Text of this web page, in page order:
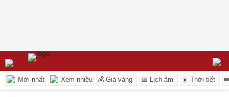
Mới nhất Xem nhiều 💰 Giá vàng 📅 Lịch âm ☀️ Thời tiết